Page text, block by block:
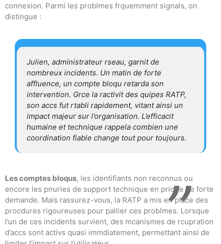
connexion. Parmi les problmes frquemment signals, on
distingue :
Julien, administrateur rseau, garnit de
nombreux incidents. Un matin de forte
affluence, un compte bloqu retarda son
intervention. Grce la ractivit des quipes RATP,
son accs fut rtabli rapidement, vitant ainsi un
impact majeur sur l’organisation. L’efficacit
humaine et technique rappela combien une
coordination fiable change tout pour toujours.
Les comptes bloqus, les identifiants non reconnus ou
encore les pnuries de support technique en priode de forte
demande. Mais rassurez-vous, la RATP a mis en place des
procdures rigoureuses pour pallier ces problmes. Lorsque
l’un de ces incidents survient, des mcanismes de rcupration
d’accs sont activs quasi immdiatement, permettant ainsi de